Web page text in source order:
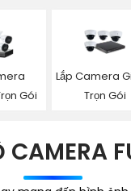
Gói
Lắp Camera
Trọn Gói
CAMERA